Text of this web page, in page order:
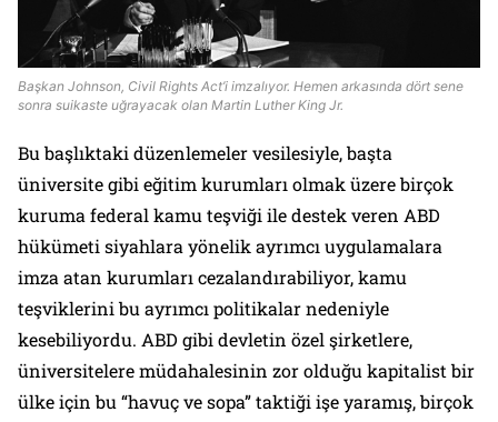
Başkan Johnson, Civil Rights Act’i imzalıyor. Hemen arkasında dört sene
sonra suikaste uğrayacak olan Martin Luther King Jr.
Bu başlıktaki düzenlemeler vesilesiyle, başta
üniversite gibi eğitim kurumları olmak üzere birçok
kuruma federal kamu teşviği ile destek veren ABD
hükümeti siyahlara yönelik ayrımcı uygulamalara
imza atan kurumları cezalandırabiliyor, kamu
teşviklerini bu ayrımcı politikalar nedeniyle
kesebiliyordu. ABD gibi devletin özel şirketlere,
üniversitelere müdahalesinin zor olduğu kapitalist bir
ülke için bu “havuç ve sopa” taktiği işe yaramış, birçok